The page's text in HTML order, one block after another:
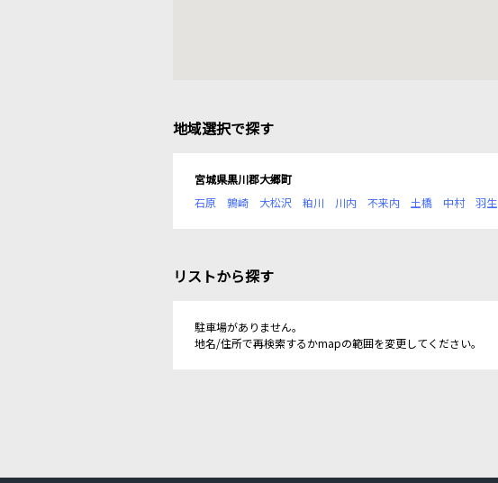
地域選択で探す
宮城県黒川郡大郷町
石原
鶉崎 大松沢 粕川 川内 不来内 土橋 中村 羽生
リストから探す
駐車場がありません。
地名/住所で再検索するかmapの範囲を変更してください。